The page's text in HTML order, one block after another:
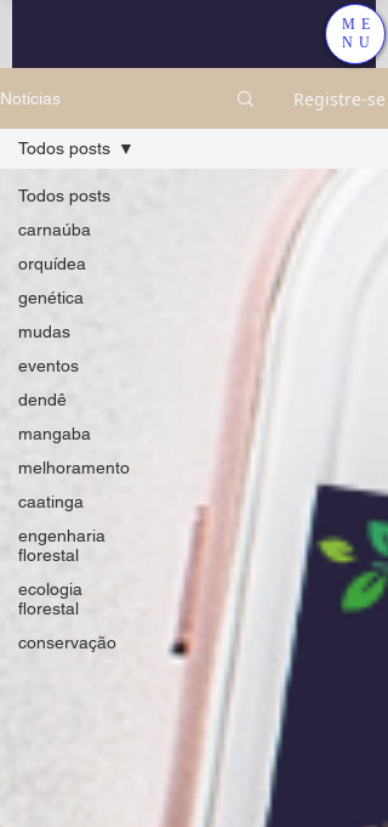
ME
NU
Notícias Registre-se
Todos posts
carnaúba
orquídea
genética
mudas
eventos
dendê
mangaba
melhoramento
caatinga
engenharia
florestal
ecologia
florestal
conservação
Todos posts